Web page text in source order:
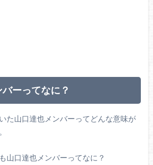
ーってなに？
た山口達也メンバーってどんな意味が
山口達也メンバーってなに？